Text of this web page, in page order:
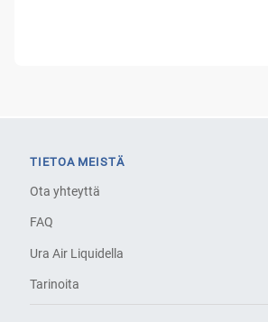
TIETOA MEISTÄ
Ota yhteyttä
FAQ
Ura Air Liquidella
Tarinoita